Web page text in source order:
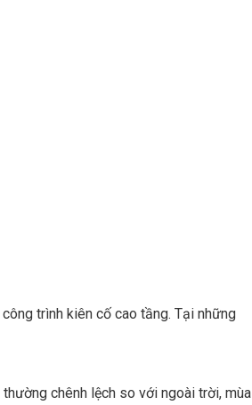
trình kiên cố cao tầng. Tại những
chênh lệch so với ngoài trời, mùa